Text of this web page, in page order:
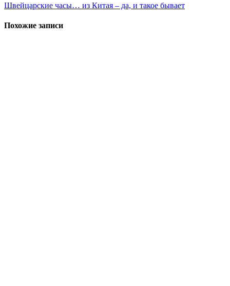
Швейцарские часы… из Китая – да, и такое бывает
Похожие записи